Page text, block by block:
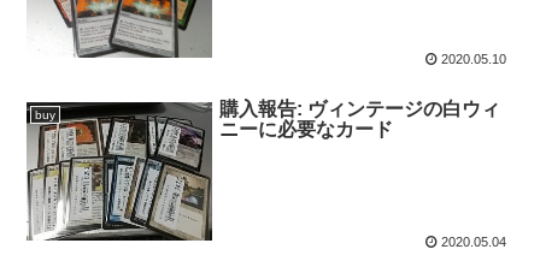
2020.05.10
buy
購入報告: ヴィンテージの白ウィ
ニーに必要なカード
2020.05.04